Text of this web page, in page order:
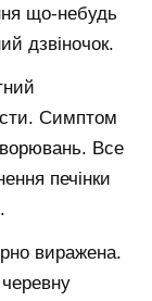
що-небудь
дзвіночок.
Симптом
Все
печінки
виражена.